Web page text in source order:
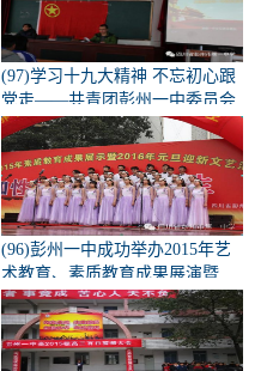
(97)学习十九大精神 不忘初心跟
党走——共青团彭州一中委员会
学习十九大精神宣讲会
(96)彭州一中成功举办2015年艺
术教育、素质教育成果展演暨
2016元旦迎新活动